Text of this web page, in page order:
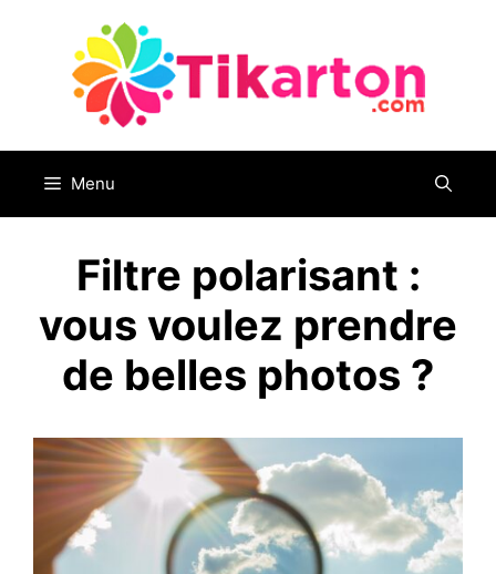
Menu
Filtre polarisant :
vous voulez prendre
de belles photos ?